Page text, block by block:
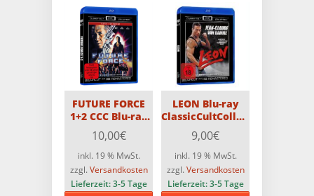
FUTURE FORCE
1+2 CCC Blu-ray
Double-Feature
10,00€
inkl. 19 % MwSt.
zzgl. Versandkosten
Lieferzeit:3-5 Tage
LEON Blu-ray
ClassicCultCollection
35th Anniversary
Director’s Cut
9,00€
inkl. 19 % MwSt.
zzgl. Versandkosten
Lieferzeit:3-5 Tage